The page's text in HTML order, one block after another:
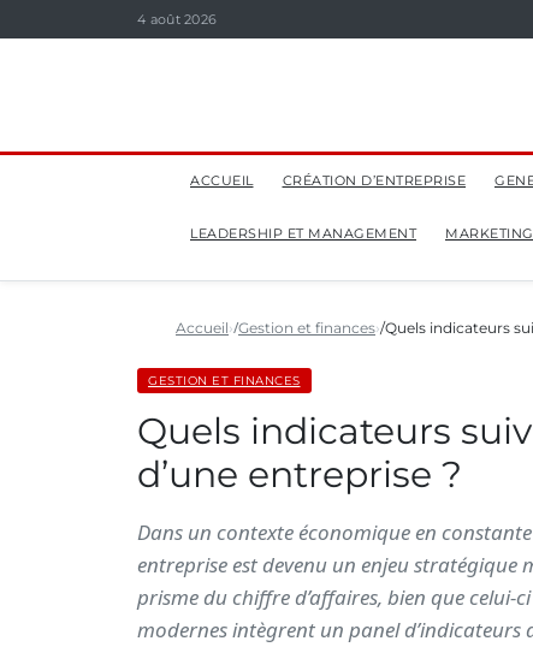
4 août 2026
ACCUEIL CRÉATION D’ENTREPRISE
LEADERSHIP ET MANAGEMENT
Accueil Gestion et finances Quels indicateurs
GESTION ET FINANCES
Quels indicateurs
d’une entreprise ?
Dans un contexte économique en
entreprise est devenu un enjeu stratégique
prisme du chiffre d’affaires, bien que
modernes intègrent un panel d’indicateurs